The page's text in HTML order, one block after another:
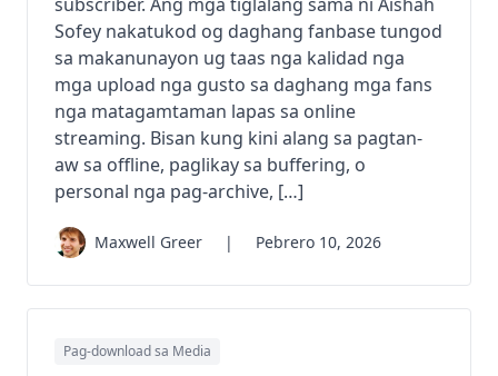
Sofey nakatukod og daghang fanbase tungod
sa makanunayon ug taas nga kalidad nga
mga upload nga gusto sa daghang mga fans
nga matagamtaman lapas sa online
streaming. Bisan kung kini alang sa pagtan-
aw sa offline, paglikay sa buffering, o
personal nga pag-archive, […]
Maxwell Greer | Pebrero 10, 2026
Pag-download sa Media